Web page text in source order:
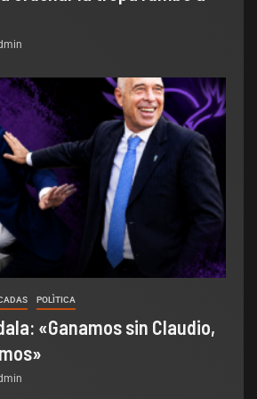
POLÌTICA
«Ganamos sin Claudio,